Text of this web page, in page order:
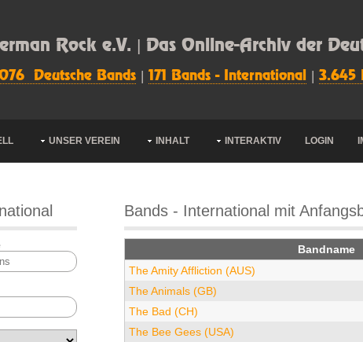
Rock e.V. | Das Online-Archiv der
Deutsche Bands 171 Bands - International 3.645
UNSER VEREIN INHALT INTERAKTIV LOGIN
Bands - International mit
Bandname
The Amity Affliction (AUS)
The Animals (GB)
The Bad (CH)
The Bee Gees (USA)